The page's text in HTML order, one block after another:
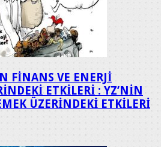
FİNANS VE ENERJİ
ETKİLERİ : YZ’NİN
ÜZERİNDEKİ ETKİLERİ